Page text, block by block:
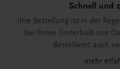
Schnell und
Ihre Bestellung ist in der
bei Ihnen (innerhalb von
Bestellwert auch
mehr